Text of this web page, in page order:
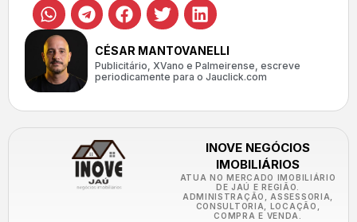
CÉSAR MANTOVANELLI
Publicitário, XVano e Palmeirense, escreve
periodicamente para o Jauclick.com
INOVE NEGÓCIOS
IMOBILIÁRIOS
ATUA NO MERCADO IMOBILIÁRIO
DE JAÚ E REGIÃO.
ADMINISTRAÇÃO, ASSESSORIA,
CONSULTORIA, LOCAÇÃO,
COMPRA E VENDA.